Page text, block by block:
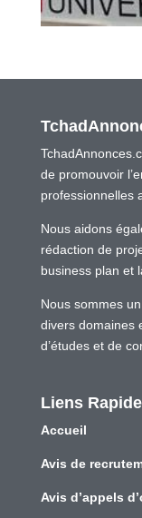
de promouvoir
professionnelles
Nous aidons
rédaction de
business plan et
Nous sommes
divers domaines
d’études et de
Liens
Accueil
Avis de
Avis d’appels